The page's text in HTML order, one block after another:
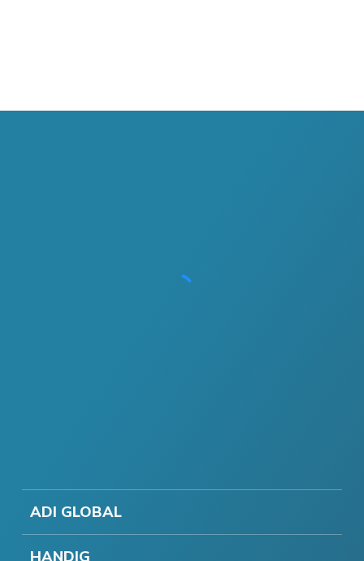
ADI GLOBAL
HANDIG